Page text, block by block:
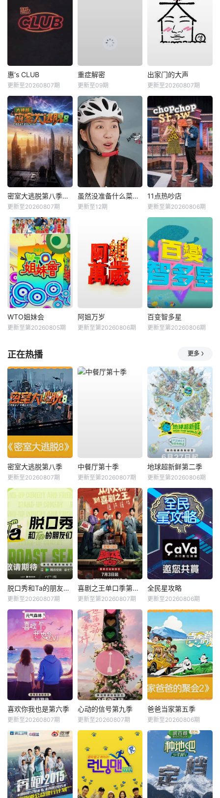
惠‘s CLUB
更新至20260807期
重症解密
更新至09期
出家门的大声
更新至20260807期
密室大逃脱第八季大神版
更新至20260807期
虽然没准备什么菜第四季
更新至12期
11点热吵店
更新至第20260806期
WTO姐妹会
更新至第20260805期
阿姐万岁
更新至第20260806期
百变智多星
更新至第20260806期
正在热播 更多
密室大逃脱第八季
更新至20260807期
中餐厅第十季
更新至第20260807期
地球超新鲜第二季
更新至第20260806期
脱口秀和Ta的朋友们第三季
更新至20260807期
喜剧之王单口季第三季
更新至第20260807期
全民星攻略
更新至20260806期
喜欢你我也是第六季
更新至20260807期
心动的信号第九季
更新至20260807期
爸爸当家第五季
更新至20260806期